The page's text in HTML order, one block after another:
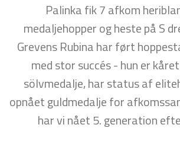
Palinka fik 7 afkom
medaljehopper og heste på S
Grevens Rubina har ført
med stor succés - hun er
sölvmedalje, har status af
opnået guldmedalje for
har vi nået 5. generation